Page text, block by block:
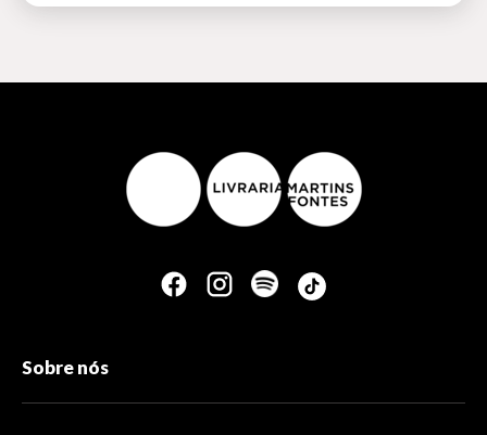
Sobre nós